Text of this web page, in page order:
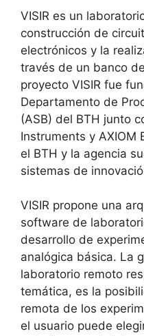
VISIR es un
construcción de
electrónicos y la
través de un banco
proyecto VISIR fue
Departamento de
(ASB) del BTH junto
Instruments y AXIOM
el BTH y la agencia
sistemas de
VISIR propone una
software de
desarrollo de
analógica básica. La
laboratorio remoto
temática, es la
remota de los
el usuario puede